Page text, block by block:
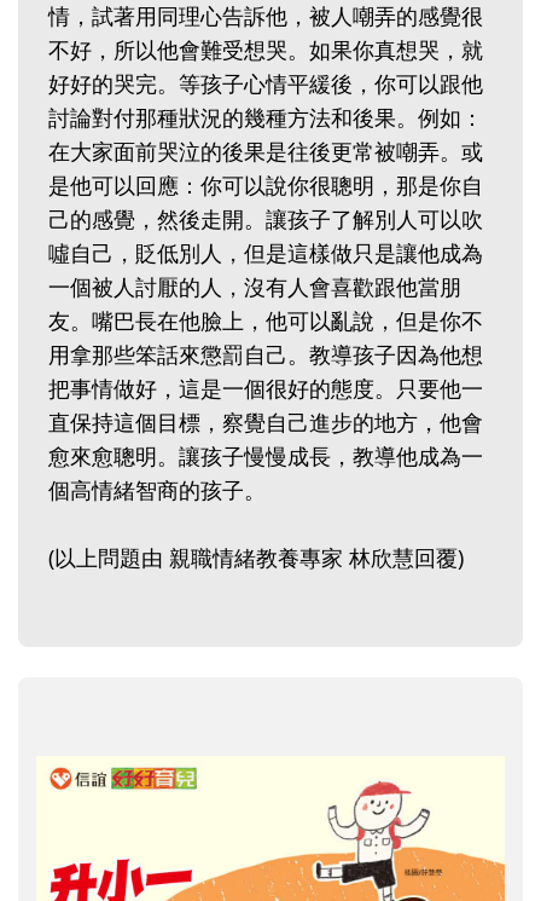
情，試著用同理心告訴他，被人嘲弄的感覺很
不好，所以他會難受想哭。如果你真想哭，就
好好的哭完。等孩子心情平緩後，你可以跟他
討論對付那種狀況的幾種方法和後果。例如：
在大家面前哭泣的後果是往後更常被嘲弄。或
是他可以回應：你可以說你很聰明，那是你自
己的感覺，然後走開。讓孩子了解別人可以吹
噓自己，貶低別人，但是這樣做只是讓他成為
一個被人討厭的人，沒有人會喜歡跟他當朋
友。嘴巴長在他臉上，他可以亂說，但是你不
用拿那些笨話來懲罰自己。教導孩子因為他想
把事情做好，這是一個很好的態度。只要他一
直保持這個目標，察覺自己進步的地方，他會
愈來愈聰明。讓孩子慢慢成長，教導他成為一
個高情緒智商的孩子。
(以上問題由 親職情緒教養專家 林欣慧回覆)